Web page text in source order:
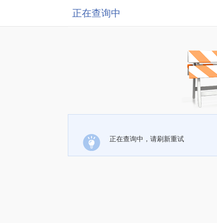
正在查询中
正在查询中，请刷新重试